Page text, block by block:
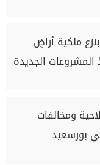
ملكية أراضٍ
المشروعات الجديدة
ومخالفات
بورسعيد